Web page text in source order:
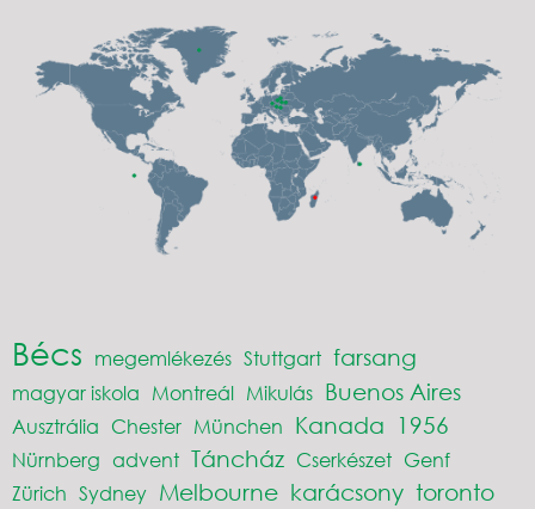
Bécs megemlékezés Stuttgart farsang
magyar iskola Montreál Mikulás Buenos Aires
Ausztrália Chester München Kanada 1956
Nürnberg advent Táncház Cserkészet Genf
Zürich Sydney Melbourne karácsony toronto